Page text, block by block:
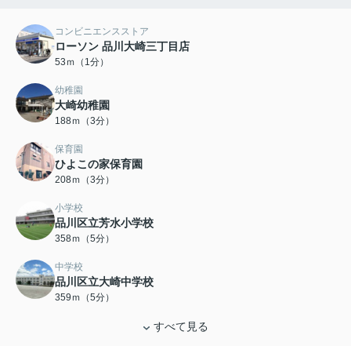
コンビニエンスストア
ローソン 品川大崎三丁目店
53ｍ（1分）
幼稚園
大崎幼稚園
188ｍ（3分）
保育園
ひよこの家保育園
208ｍ（3分）
小学校
品川区立芳水小学校
358ｍ（5分）
中学校
品川区立大崎中学校
359ｍ（5分）
すべて見る